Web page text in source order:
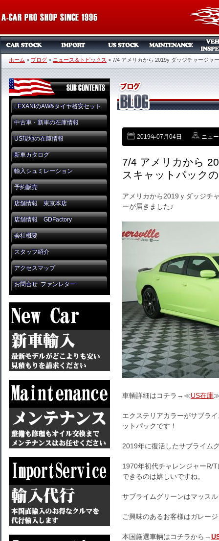
ホーム > ブログ > ニュース＆トピックス > 7/4 アメリカから 2019y ダッジチャージャ
LEXANIのAW&タイヤ格安セット
中古車・新車の在庫情報
US現地の在庫情報
新車カタログ
輸入シュミレーション
予約販売
店舗情報 東京本店
店舗情報 GDFactory
会社概要
スタッフ紹介
アクセスマップ
お問合せ･ファンレター
2019年07月04日 ニュ
7/4 アメリカから
スキャットパック
アメリカから2019ｙダッジチ
ーが届きました♪
車輌詳細はコチラ→≪US在庫
エクステリアカラーがサブラ
ットパックです！
2019年に復活したサブライム
1970年初代チャレンジャーR/
できるのは嬉しいですね。
サブライムグリーンはマッス
ご興味のあるお客様はガレー
本国厳選車輛はコチラから→